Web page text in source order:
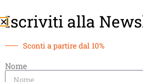
Punto
Iscriviti alla
Sconti a partire dal 10%
Nome